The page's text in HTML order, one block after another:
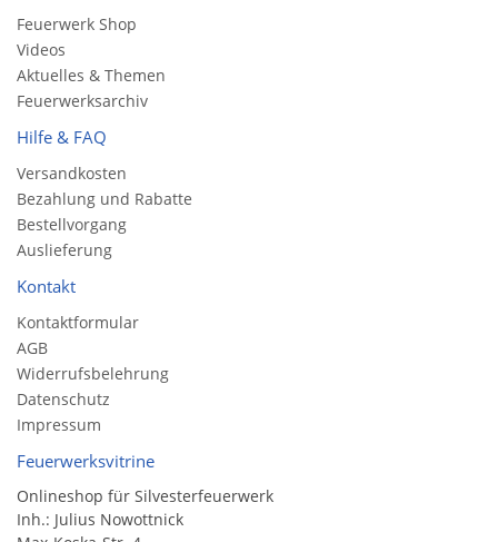
Feuerwerk Shop
Videos
Aktuelles & Themen
Feuerwerksarchiv
Hilfe & FAQ
Versandkosten
Bezahlung und Rabatte
Bestellvorgang
Auslieferung
Kontakt
Kontaktformular
AGB
Widerrufsbelehrung
Datenschutz
Impressum
Feuerwerksvitrine
Onlineshop für Silvesterfeuerwerk
Inh.: Julius Nowottnick